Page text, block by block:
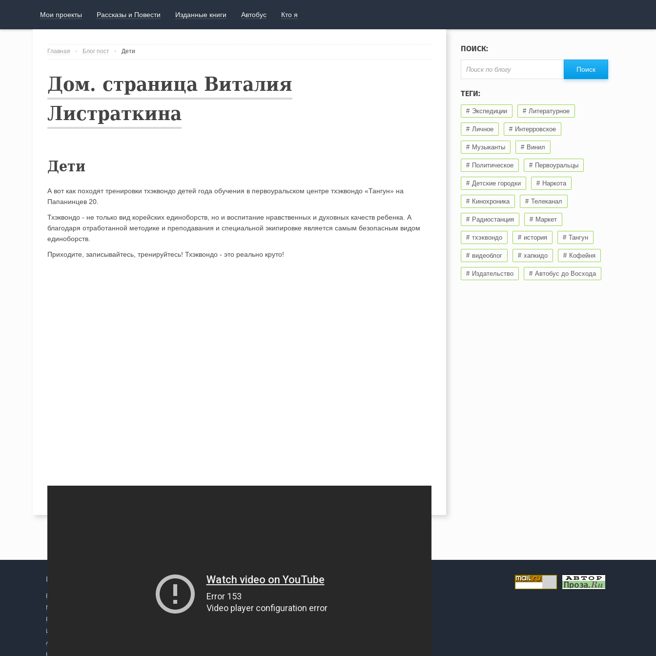
Мои проекты Рассказы и Повести Изданные книги Автобус Кто я
Главная Блог пост Дети
Дом. страница Виталия
Листраткина
Дети
А вот как походят тренировки тхэквондо детей года обучения в первоуральском центре тхэквондо «Тангун» на
Папанинцев 20.
Тхэквондо - не только вид корейских единоборств, но и воспитание нравственных и духовных качеств ребенка. А
благодаря отработанной методике и преподавания и специальной экипировке является самым безопасным видом
единоборств.
Приходите, записывайтесь, тренируйтесь! Тхэквондо - это реально круто!
ПОИСК:
ТЕГИ:
Экспедиции Литературное
Личное Интерровское
Музыканты Винил
Политическое Первоуральцы
Детские городки Наркота
Кинохроника Телеканал
Радиостанция Маркет
тхэквондо история Тангун
видеоблог хапкидо Кофейня
Издательство Автобус до Восхода
НАВИГАЦИЯ
Блог пост
Мои проекты
Рассказы и Повести
Изданные книги
Автобус
Кто я
Экспедиции
Литературное
Детские городки
Наркота
Тангун
видеоблог